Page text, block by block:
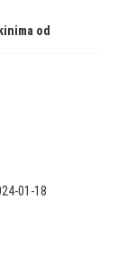
od
01-18